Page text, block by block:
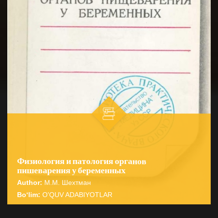
Физиология и патология органов
пишеварения у беременных
Author: М.М. Шехтман
Bo‘lim: O'QUV ADABIYOTLAR
☆
☆
☆
☆
☆